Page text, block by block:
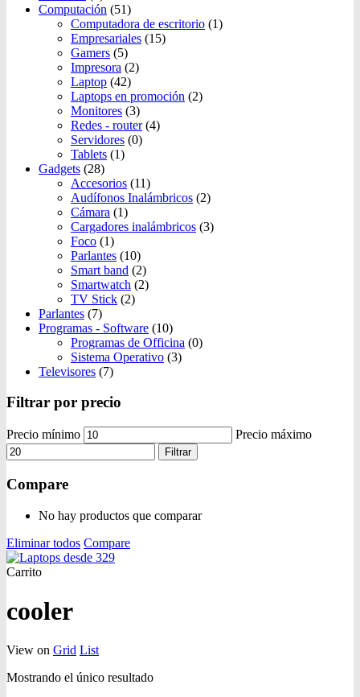
Computación (51)
Computadora de escritorio (1)
Empresariales (15)
Gamers (5)
Impresora (2)
Laptop (42)
Laptops en promoción (2)
Monitores (3)
Redes - router (4)
Servidores (0)
Tablets (1)
Gadgets (28)
Accesorios (11)
Audífonos Inalámbricos (2)
Cámara (1)
Cargadores inalámbricos (3)
Foco (1)
Parlantes (10)
Smart band (2)
Smartwatch (2)
TV Stick (2)
Parlantes (7)
Programas - Software (10)
Programas de Officina (0)
Sistema Operativo (3)
Televisores (7)
Filtrar por precio
Precio mínimo Precio máximo
Filtrar
Compare
No hay productos que comparar
Eliminar todos Compare
Carrito
cooler
View on Grid List
Mostrando el único resultado